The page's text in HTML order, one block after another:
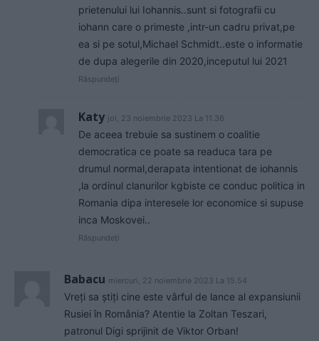
prietenului lui Iohannis..sunt si fotografii cu
iohann care o primeste ,intr-un cadru privat,pe
ea si pe sotul,Michael Schmidt..este o informatie
de dupa alegerile din 2020,inceputul lui 2021
Răspundeți
Katy joi, 23 noiembrie 2023 La 11.36
De aceea trebuie sa sustinem o coalitie
democratica ce poate sa readuca tara pe
drumul normal,derapata intentionat de iohannis
,la ordinul clanurilor kgbiste ce conduc politica in
Romania dipa interesele lor economice si supuse
inca Moskovei..
Răspundeți
Babacu miercuri, 22 noiembrie 2023 La 15.54
Vreți sa știți cine este vârful de lance al expansiunii
Rusiei în România? Atentie la Zoltan Teszari,
patronul Digi sprijinit de Viktor Orban!